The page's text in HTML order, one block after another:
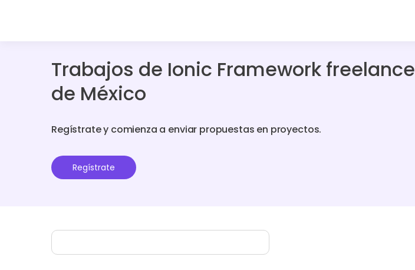
Trabajos de Ionic Framework freelance
de México
Regístrate y comienza a enviar propuestas en proyectos.
Regístrate